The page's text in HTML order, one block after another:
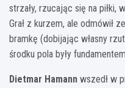
strzały, rzucając się na piłki,
Grał z kurzem, ale odmówił
bramkę (dobijając własny
środku pola były
Dietmar Hamann wszedł w